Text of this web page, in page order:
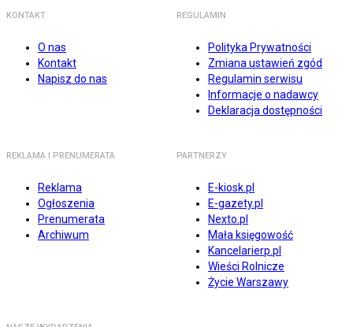
KONTAKT
O nas
Kontakt
Napisz do nas
REGULAMIN
Polityka Prywatności
Zmiana ustawień zgód
Regulamin serwisu
Informacje o nadawcy
Deklaracja dostępności
REKLAMA I PRENUMERATA
Reklama
Ogłoszenia
Prenumerata
Archiwum
PARTNERZY
E-kiosk.pl
E-gazety.pl
Nexto.pl
Mała księgowość
Kancelarierp.pl
Wieści Rolnicze
Życie Warszawy